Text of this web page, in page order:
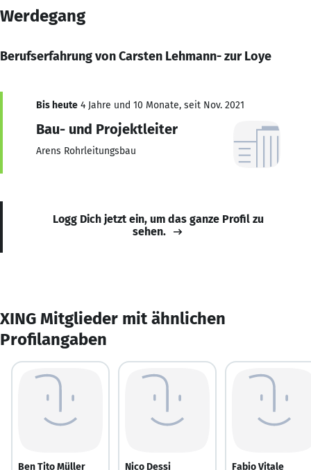
Werdegang
Berufserfahrung von Carsten Lehmann- zur Loye
Bis heute 4 Jahre und 10 Monate, seit Nov. 2021
Bau- und Projektleiter
Arens Rohrleitungsbau
Logg Dich jetzt ein, um das ganze Profil zu
sehen.
XING Mitglieder mit ähnlichen
Profilangaben
Ben Tito Müller Nico Dessi Fabio Vitale